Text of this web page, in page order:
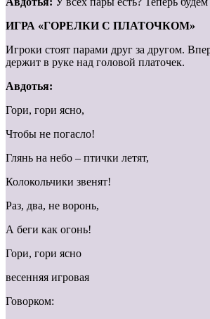
ИГРА «ГОРЕЛКИ С ПЛАТОЧКОМ»
Игроки стоят парами друг за другом.
держит в руке над головой платочек.
Авдотья:
Гори, гори ясно,
Чтобы не погасло!
Глянь на небо – птички летят,
Колокольчики звенят!
Раз, два, не воронь,
А беги как огонь!
Гори, гори ясно
весенняя игровая
Говорком: